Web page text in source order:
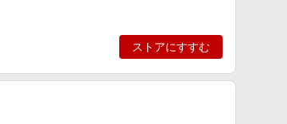
ストアにすすむ